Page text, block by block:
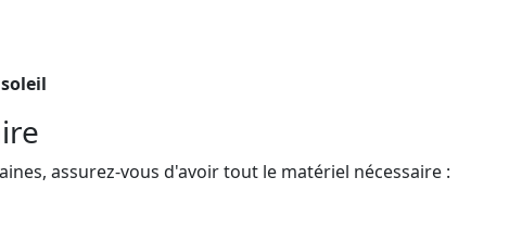
assurez-vous d'avoir tout le matériel nécessaire :